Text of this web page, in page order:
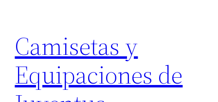
contenido
Camisetas y
Equipaciones de